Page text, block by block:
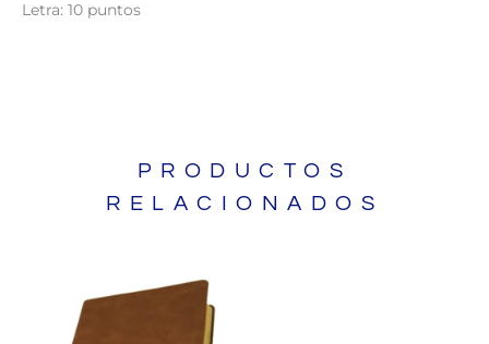
Letra: 10 puntos
PRODUCTOS
RELACIONADOS